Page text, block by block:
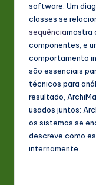
software. Um
classes se
sequênciamostra
componentes, e
comportamento
são essenciais
técnicos para
resultado,
usados juntos:
os sistemas se
descreve como
internamente.